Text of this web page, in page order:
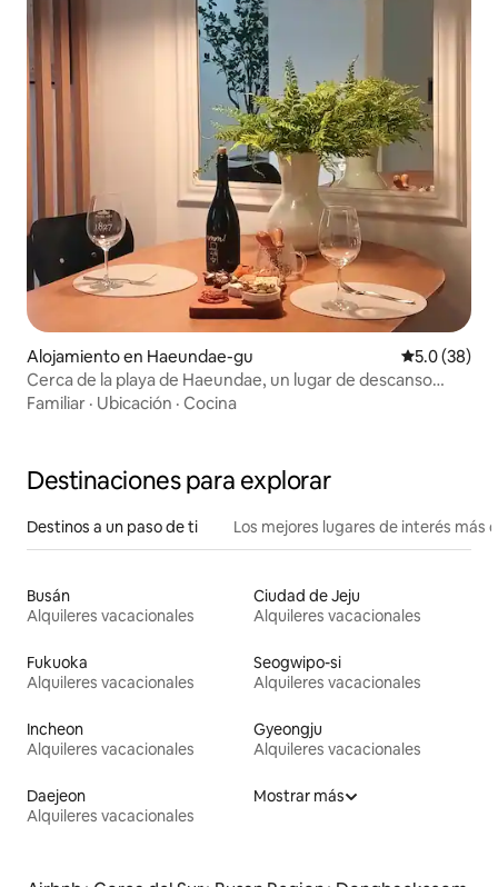
Alojamiento en Haeundae-gu Calificación
5.0 (38)
Cerca de la playa de Haeundae, un lugar de descanso
limpio y bonito: Eden.
Familiar · Ubicación · Cocina
Destinaciones para explorar
Destinos a un paso de ti Los mejores lugares de interés más
Busán
Alquileres vacacionales
Ciudad de Jeju
Alquileres vacacionales
Fukuoka
Alquileres vacacionales
Seogwipo-si
Alquileres vacacionales
Incheon
Alquileres vacacionales
Gyeongju
Alquileres vacacionales
Daejeon
Alquileres vacacionales
Mostrar más